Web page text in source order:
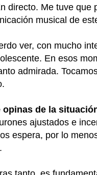
directo. Me tuve que
musical de
ver, con mucho
En esos
admirada.
opinas de la
ajustados e
espera, por lo